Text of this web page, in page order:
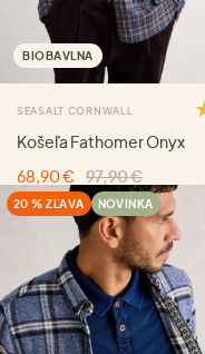
BIOBAVLNA
SEASALT CORNWALL
Košeľa Fathomer Onyx
68,90 €
97,90 €
20 % ZĽAVA NOVINKA